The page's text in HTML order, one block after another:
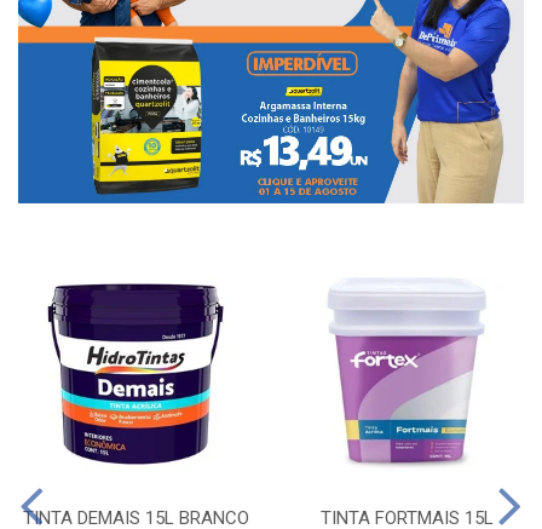
TINTA DEMAIS 15L BRANCO TINTA FORTMAIS 15L